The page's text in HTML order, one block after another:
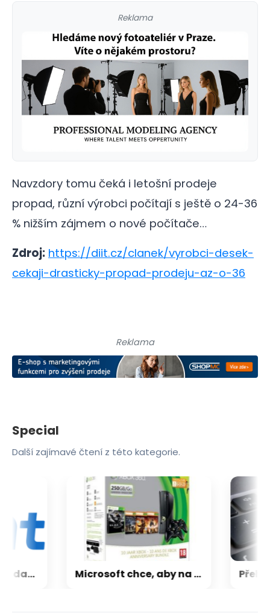
Reklama
Navzdory tomu čeká i letošní prodeje
propad, různí výrobci počítají s ještě o 24-36
% nižším zájmem o nové počítače…
Zdroj: https://diit.cz/clanek/vyrobci-desek-
cekaji-drasticky-propad-prodeju-az-o-36
Reklama
Special
Další zajímavé čtení z této kategorie.
CXMT odmítla požadavky Applu, nenechá si diktovat ceny Microsoft chce, aby na Xbox Helix běhaly všechny hry, které kdy vyšly pro Xbox